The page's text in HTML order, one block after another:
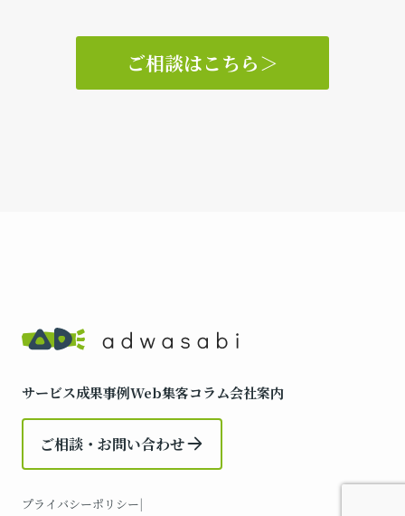
ご相談はこちら＞
サービス成果事例Web集客コラム会社案内
ご相談・お問い合わせ
プライバシーポリシー|